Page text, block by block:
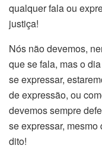
qualquer fala ou
justiça!
Nós não devemos,
que se fala, mas o
se expressar,
de expressão, ou
devemos sempre
se expressar,
dito!